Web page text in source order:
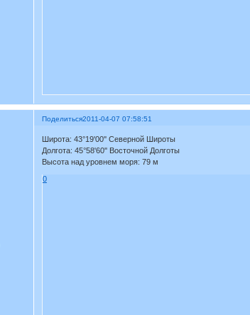
Поделиться2011-04-07 07:58:51
Широта: 43°19'00'' Северной Широты
Долгота: 45°58'60'' Восточной Долготы
Высота над уровнем моря: 79 м
0